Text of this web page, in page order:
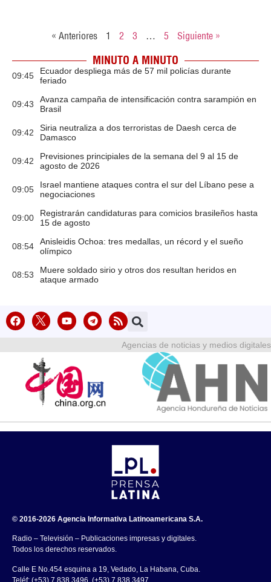
« Anteriores 1 2 3 … 5 Siguiente »
MINUTO A MINUTO
09:45
Ecuador despliega más de 57 mil policías durante
feriado
09:43
Avanza campaña de intensificación contra sarampión en
Brasil
09:42
Siria neutraliza a dos terroristas de Daesh cerca de
Damasco
09:42
Previsiones principiales de la semana del 9 al 15 de
agosto de 2026
09:05
Israel mantiene ataques contra el sur del Líbano pese a
negociaciones
09:00
Registrarán candidaturas para comicios brasileños hasta
15 de agosto
08:54
Anisleidis Ochoa: tres medallas, un récord y el sueño
olímpico
08:53
Muere soldado sirio y otros dos resultan heridos en
ataque armado
Agencias de noticias y medios digitales
© 2016-2026 Agencia Informativa Latinoamericana S.A.
Radio – Televisión – Publicaciones impresas y digitales.
Todos los derechos reservados.
Calle E No.454 esquina a 19, Vedado, La Habana, Cuba.
Teléf: (+53) 7 838 3496, (+53) 7 838 3497